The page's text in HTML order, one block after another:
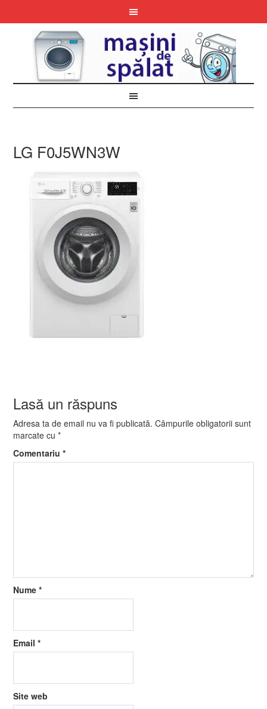
LG F0J5WN3W
Lasă un răspuns
Adresa ta de email nu va fi publicată. Câmpurile obligatorii sunt
marcate cu*
Comentariu*
Nume*
Email*
Site web